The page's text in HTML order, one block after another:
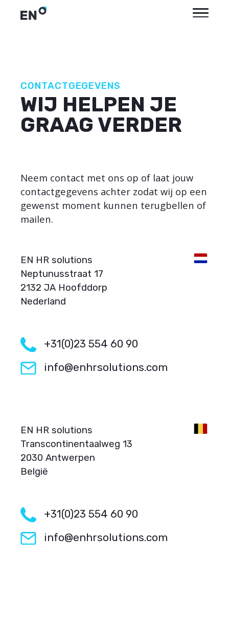
CONTACTGEGEVENS
WIJ HELPEN JE
GRAAG VERDER
Neem contact met ons op of laat jouw
contactgegevens achter zodat wij op een
gewenst moment kunnen terugbellen of
mailen.
EN HR solutions
Neptunusstraat 17
2132 JA Hoofddorp
Nederland
+31(0)23 554 60 90
info@enhrsolutions.com
EN HR solutions
Transcontinentaalweg 13
2030 Antwerpen
België
+31(0)23 554 60 90
info@enhrsolutions.com